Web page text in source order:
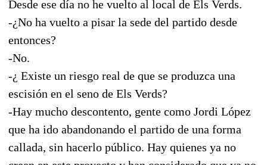
Desde ese día no he vuelto al local de Els Verds.
-¿No ha vuelto a pisar la sede del partido desde
entonces?
-No.
-¿ Existe un riesgo real de que se produzca una
escisión en el seno de Els Verds?
-Hay mucho descontento, gente como Jordi López
que ha ido abandonando el partido de una forma
callada, sin hacerlo público. Hay quienes ya no